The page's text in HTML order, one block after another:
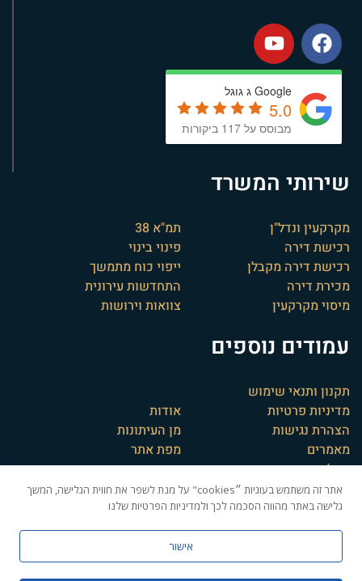
Google ג גוגל
5.0
מבוסס על 117 ביקורות
שירותי המשרד
מקרקעין ונדל"ן
רכישת דירה
רכישת דירה מקבלן
מכירת דירה
מיסוי מקרקעין
תמ"א 38
פינוי בינוי
ייפוי כוח מתמשך
התחדשות עירונית
צוואות וירושות
עמודים נוספים
תקנון ותנאי שימוש
מדיניות פרטיות
הצהרת נגישות
מאמרים
המלצות
אודות
מן העיתונות
מפת אתר
אברהם שיווק דיגיטלי
אתר זה משתמש בעוגיות ״cookies" על מנת לשפר את חווית הגלישה, המשך
גלישה באתר מהווה הסכמה לכך ולמדיניות הפרטיות שלנו
אישור